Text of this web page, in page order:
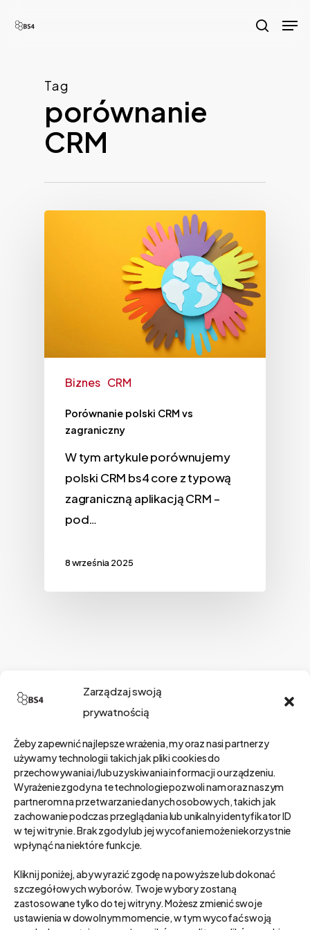
Zarządzaj swoją
prywatnością
Żeby zapewnić najlepsze wrażenia, my oraz nasi partnerzy
używamy technologii takich jak pliki cookies do
przechowywania i/lub uzyskiwania informacji o urządzeniu.
Wyrażenie zgody na te technologie pozwoli nam oraz naszym
partnerom na przetwarzanie danych osobowych, takich jak
zachowanie podczas przeglądania lub unikalny identyfikator ID
w tej witrynie. Brak zgody lub jej wycofanie może niekorzystnie
wpłynąć na niektóre funkcje.
Kliknij poniżej, aby wyrazić zgodę na powyższe lub dokonać
szczegółowych wyborów. Twoje wybory zostaną
zastosowane tylko do tej witryny. Możesz zmienić swoje
ustawienia w dowolnym momencie, w tym wycofać swoją
search
Tag
porównanie
CRM
Biznes CRM
Porównanie polski CRM vs
zagraniczny
W tym artykule porównujemy
polski CRM bs4 core z typową
zagraniczną aplikacją CRM –
pod…
8 września 2025
Kategorie
Kategorie
Wybierz Kategoria
Najnowsze posty